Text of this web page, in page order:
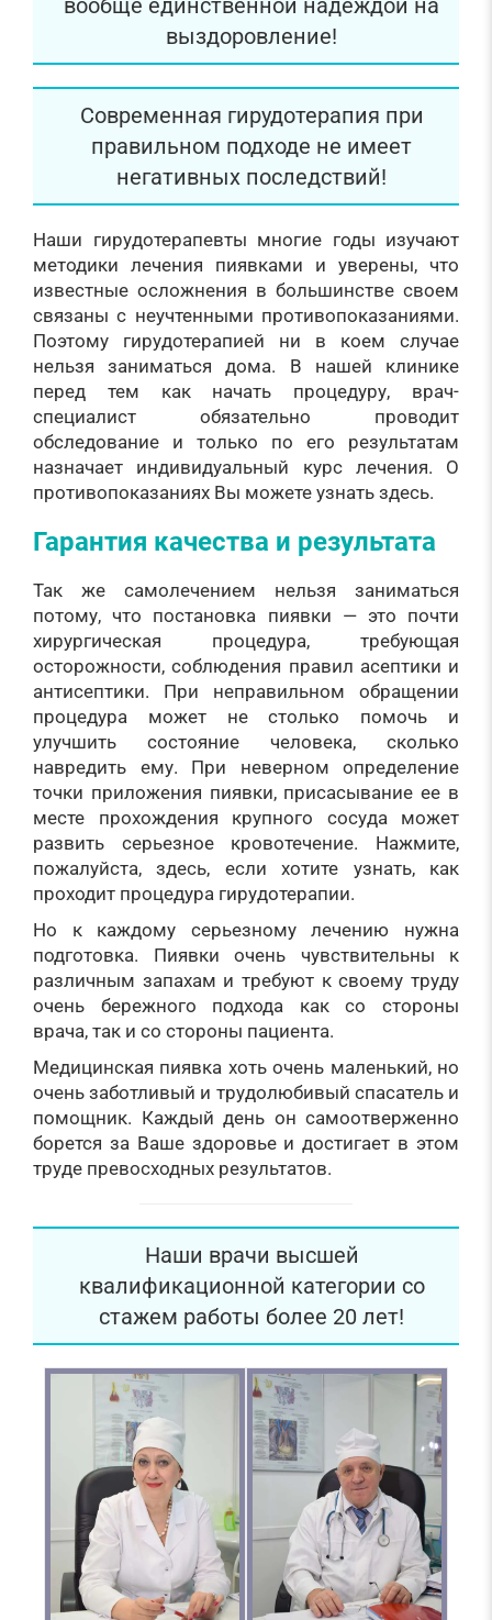
вообще единственной надеждой на
выздоровление!
Современная гирудотерапия при
правильном подходе не имеет
негативных последствий!
Наши гирудотерапевты многие годы изучают
методики лечения пиявками и уверены, что
известные осложнения в большинстве своем
связаны с неучтенными противопоказаниями.
Поэтому гирудотерапией ни в коем случае
нельзя заниматься дома. В нашей клинике
перед тем как начать процедуру, врач-
специалист обязательно проводит
обследование и только по его результатам
назначает индивидуальный курс лечения. О
противопоказаниях Вы можете узнать здесь.
Гарантия качества и результата
Так же самолечением нельзя заниматься
потому, что постановка пиявки — это почти
хирургическая процедура, требующая
осторожности, соблюдения правил асептики и
антисептики. При неправильном обращении
процедура может не столько помочь и
улучшить состояние человека, сколько
навредить ему. При неверном определение
точки приложения пиявки, присасывание ее в
месте прохождения крупного сосуда может
развить серьезное кровотечение. Нажмите,
пожалуйста, здесь, если хотите узнать, как
проходит процедура гирудотерапии.
Но к каждому серьезному лечению нужна
подготовка. Пиявки очень чувствительны к
различным запахам и требуют к своему труду
очень бережного подхода как со стороны
врача, так и со стороны пациента.
Медицинская пиявка хоть очень маленький, но
очень заботливый и трудолюбивый спасатель и
помощник. Каждый день он самоотверженно
борется за Ваше здоровье и достигает в этом
труде превосходных результатов.
Наши врачи высшей
квалификационной категории со
стажем работы более 20 лет!